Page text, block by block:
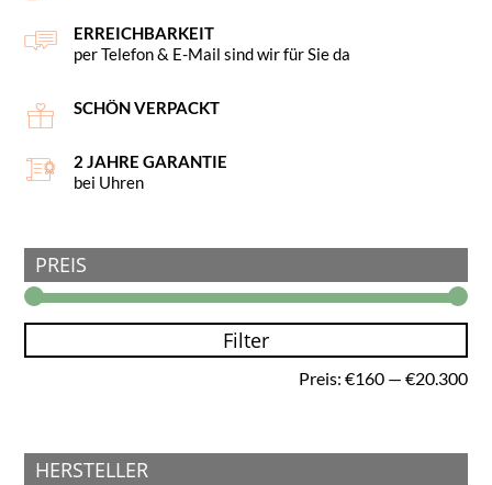
ERREICHBARKEIT
per Telefon & E-Mail sind wir für Sie da
SCHÖN VERPACKT
2 JAHRE GARANTIE
bei Uhren
PREIS
Filter
Preis: €160— €20.300
HERSTELLER